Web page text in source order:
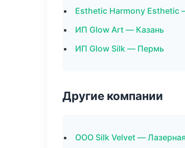
Esthetic Harmony Esthetic
ИП Glow Art — Казань
ИП Glow Silk — Пермь
Другие компании
ООО Silk Velvet —